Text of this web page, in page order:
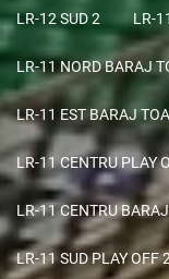
LR-12 SUD 2 LR-
LR-11 NORD BARAJ
LR-11 EST BARAJ
LR-11 CENTRU PLAY
LR-11 CENTRU
LR-11 SUD PLAY OFF